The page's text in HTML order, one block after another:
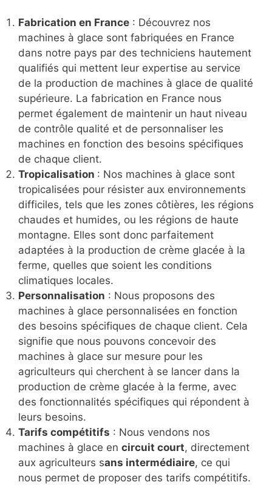
Fabrication en France : Découvrez nos
machines à glace sont fabriquées en France
dans notre pays par des techniciens hautement
qualifiés qui mettent leur expertise au service
de la production de machines à glace de qualité
supérieure. La fabrication en France nous
permet également de maintenir un haut niveau
de contrôle qualité et de personnaliser les
machines en fonction des besoins spécifiques
de chaque client.
Tropicalisation : Nos machines à glace sont
tropicalisées pour résister aux environnements
difficiles, tels que les zones côtières, les régions
chaudes et humides, ou les régions de haute
montagne. Elles sont donc parfaitement
adaptées à la production de crème glacée à la
ferme, quelles que soient les conditions
climatiques locales.
Personnalisation : Nous proposons des
machines à glace personnalisées en fonction
des besoins spécifiques de chaque client. Cela
signifie que nous pouvons concevoir des
machines à glace sur mesure pour les
agriculteurs qui cherchent à se lancer dans la
production de crème glacée à la ferme, avec
des fonctionnalités spécifiques qui répondent à
leurs besoins.
Tarifs compétitifs : Nous vendons nos
machines à glace en circuit court, directement
aux agriculteurs sans intermédiaire, ce qui
nous permet de proposer des tarifs compétitifs.